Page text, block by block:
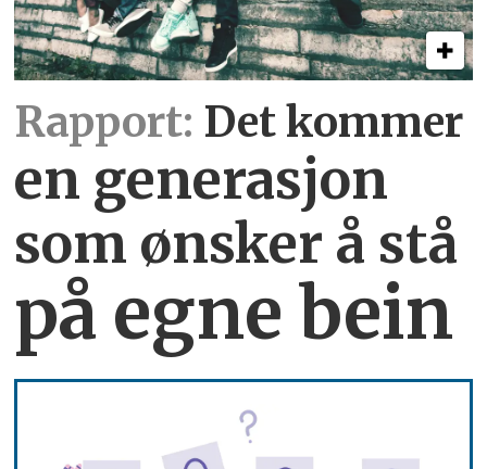
Rapport: Det kommer
en generasjon
som ønsker å stå
på egne bein